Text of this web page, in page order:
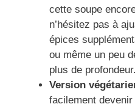
cette soupe
n’hésitez pas à
épices
ou même un peu
plus de profondeur.
Version
facilement